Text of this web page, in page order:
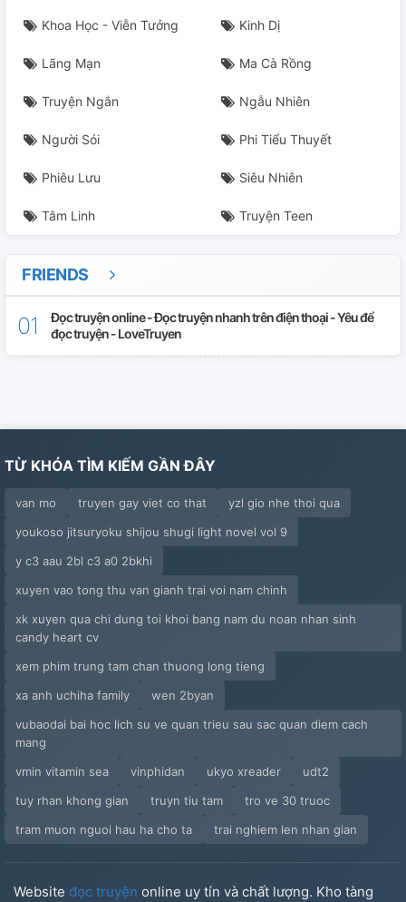
Khoa Học - Viễn Tưởng Kinh Dị
Lãng Mạn Ma Cà Rồng
Truyện Ngắn Ngẫu Nhiên
Người Sói Phi Tiểu Thuyết
Phiêu Lưu Siêu Nhiên
Tâm Linh Truyện Teen
FRIENDS
Đọc truyện online - Đọc truyện nhanh trên điện thoại - Yêu để
đọc truyện - LoveTruyen
TỪ KHÓA TÌM KIẾM GẦN ĐÂY
van mo truyen gay viet co that
yzl gio nhe thoi qua
youkoso jitsuryoku shijou shugi light novel vol 9
y c3 aau 2bl c3 a0 2bkhi
xuyen vao tong thu van gianh trai voi nam chinh
xk xuyen qua chi dung toi khoi bang nam du noan nhan sinh
candy heart cv
xem phim trung tam chan thuong long tieng
xa anh uchiha family
wen 2byan
vubaodai bai hoc lich su ve quan trieu sau sac quan diem cach
mang
vmin vitamin sea
vinphidan ukyo xreader
udt2
tuy rhan khong gian
truyn tiu tam
tro ve 30 truoc
tram muon nguoi hau ha cho ta
trai nghiem len nhan gian
Website đọc truyện online uy tín và chất lượng. Kho tàng